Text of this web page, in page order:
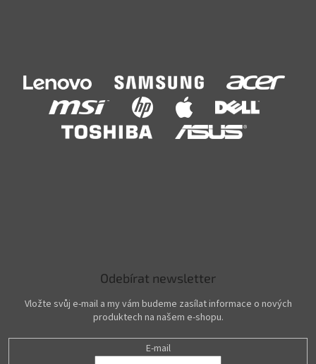
Odebírat newsletter
Vložte svůj e-mail a my vám budeme zasílat informace o nových
produktech na našem e-shopu.
E-mail